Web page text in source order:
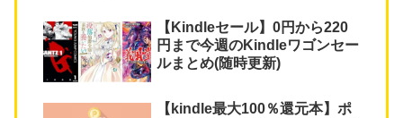
【Kindleセール】0円から220
円まで今週のKindleワゴンセー
ルまとめ(随時更新)
【kindle最大100％還元本】ポ